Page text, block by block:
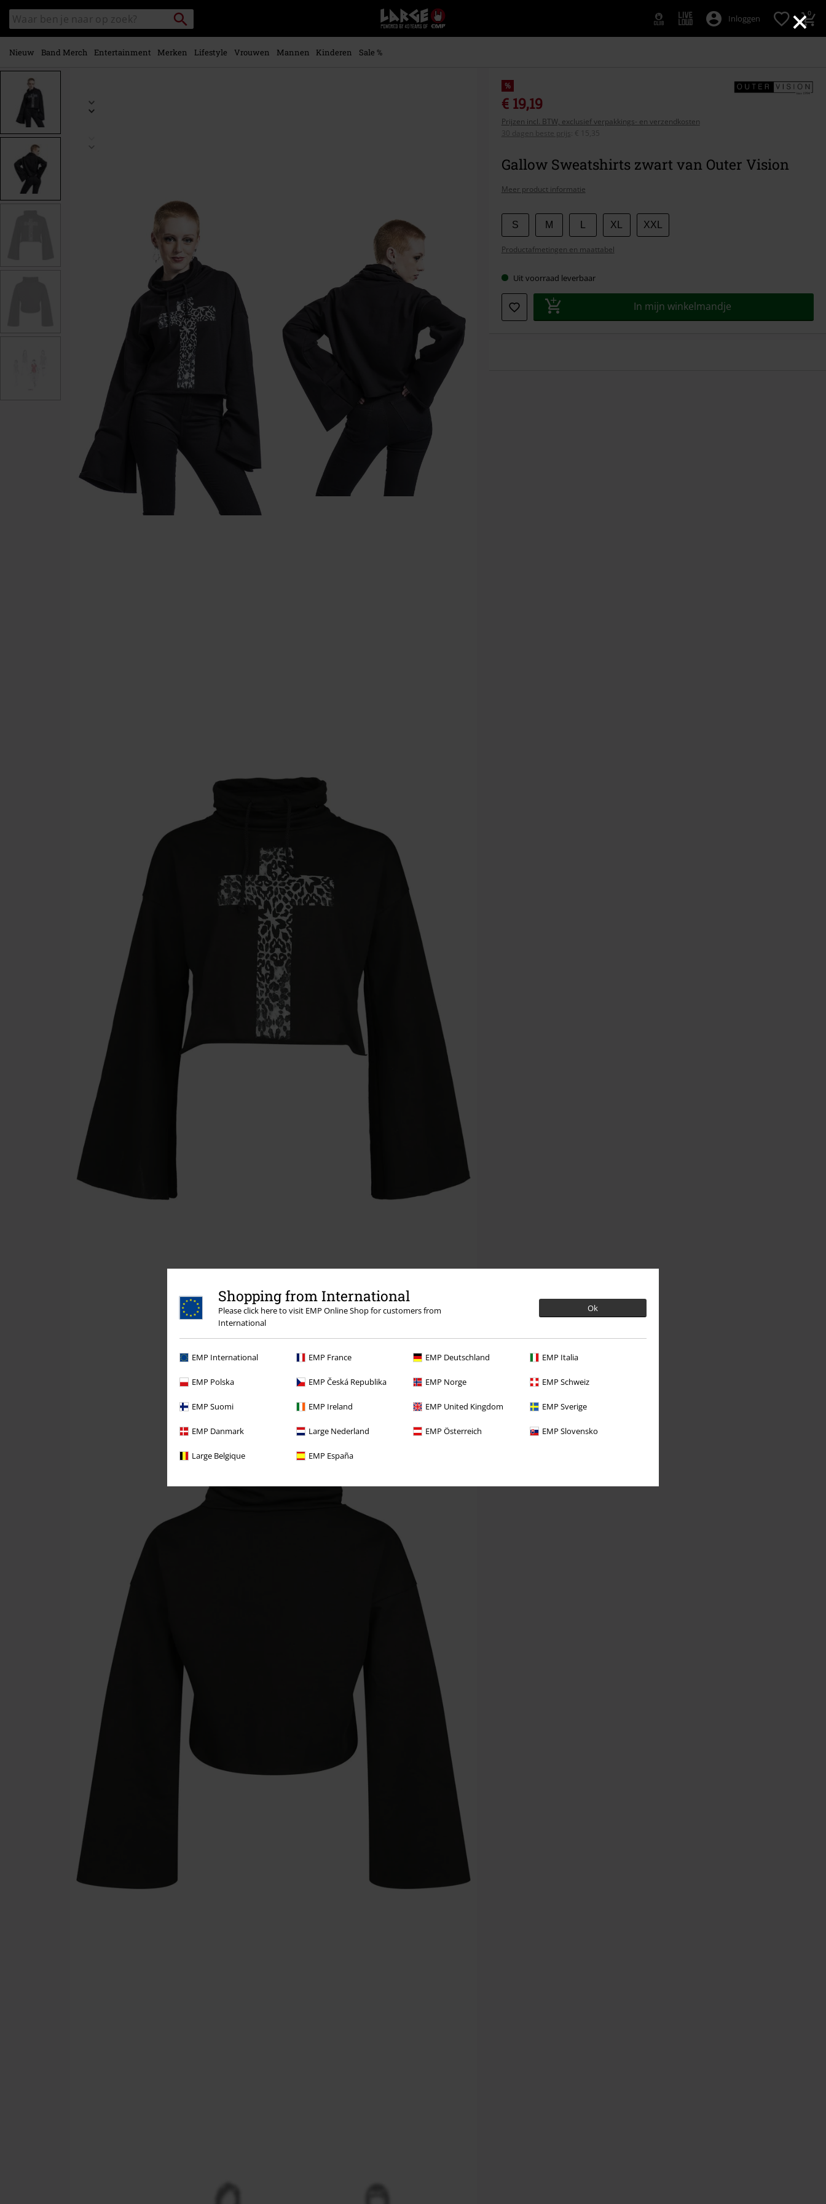
×
Shopping from International
Please click here to visit EMP Online Shop for customers from
International
Ok
EMP International EMP France EMP Deutschland EMP Italia
EMP Polska EMP Česká Republika EMP Norge EMP Schweiz
EMP Suomi EMP Ireland EMP United Kingdom EMP Sverige
EMP Danmark Large Nederland EMP Österreich EMP Slovensko
Large Belgique EMP España
naar
hoofdinhoud
Zoek
in
catalogus
Packstation
zoeken
Large
–
Muziek-,
Inloggen 0
Nieuw Band Merch Entertainment Merken Lifestyle Vrouwen Mannen Kinderen
Sale %
www.large.nl/p/gallow/552945.html
%
€ 19,19
Prijzen incl. BTW, exclusief verpakkings- en verzendkosten
30 dagen beste prijs
€ 15,35
Gallow Sweatshirts zwart van Outer Vision
Meer product informatie
Kies
je
maat
S M XL XXL
Productafmetingen en maattabel
Uit voorraad leverbaar
In mijn winkelmandje